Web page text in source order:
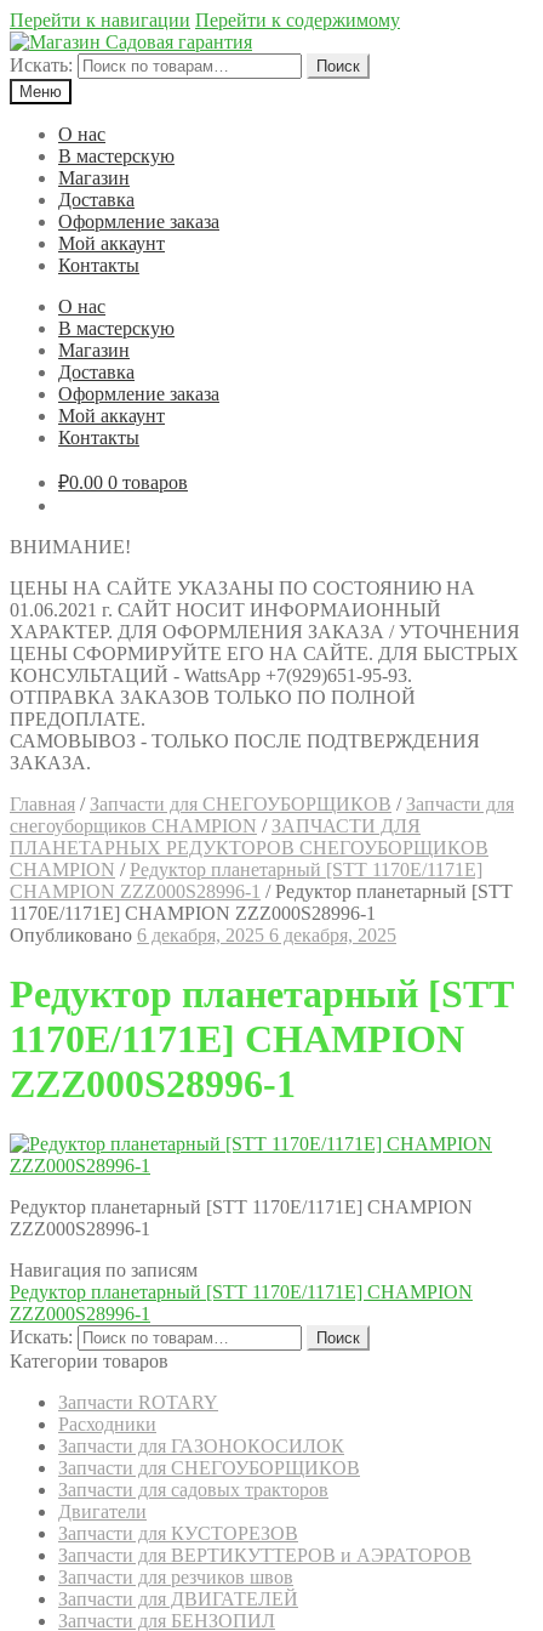
Перейти к навигации Перейти к содержимому
Искать:
Поиск
Меню
О нас
В мастерскую
Магазин
Доставка
Оформление заказа
Мой аккаунт
Контакты
О нас
В мастерскую
Магазин
Доставка
Оформление заказа
Мой аккаунт
Контакты
₽0.00 0 товаров
ВНИМАНИЕ!
ЦЕНЫ НА САЙТЕ УКАЗАНЫ ПО СОСТОЯНИЮ НА
01.06.2021 г. САЙТ НОСИТ ИНФОРМАИОННЫЙ
ХАРАКТЕР. ДЛЯ ОФОРМЛЕНИЯ ЗАКАЗА / УТОЧНЕНИЯ
ЦЕНЫ СФОРМИРУЙТЕ ЕГО НА САЙТЕ. ДЛЯ БЫСТРЫХ
КОНСУЛЬТАЦИЙ - WattsApp +7(929)651-95-93.
ОТПРАВКА ЗАКАЗОВ ТОЛЬКО ПО ПОЛНОЙ
ПРЕДОПЛАТЕ.
САМОВЫВОЗ - ТОЛЬКО ПОСЛЕ ПОДТВЕРЖДЕНИЯ
ЗАКАЗА.
Главная / Запчасти для СНЕГОУБОРЩИКОВ / Запчасти для
снегоуборщиков CHAMPION / ЗАПЧАСТИ ДЛЯ
ПЛАНЕТАРНЫХ РЕДУКТОРОВ СНЕГОУБОРЩИКОВ
CHAMPION / Редуктор планетарный [STT 1170E/1171E]
CHAMPION ZZZ000S28996-1 /Редуктор планетарный [STT
1170E/1171E] CHAMPION ZZZ000S28996-1
Опубликовано 6 декабря, 2025 6 декабря, 2025
Редуктор планетарный [STT
1170E/1171E] CHAMPION
ZZZ000S28996-1
Редуктор планетарный [STT 1170E/1171E] CHAMPION
ZZZ000S28996-1
Навигация по записям
Редуктор планетарный [STT 1170E/1171E] CHAMPION
ZZZ000S28996-1
Искать:
Поиск
Категории товаров
Запчасти ROTARY
Расходники
Запчасти для ГАЗОНОКОСИЛОК
Запчасти для СНЕГОУБОРЩИКОВ
Запчасти для садовых тракторов
Двигатели
Запчасти для КУСТОРЕЗОВ
Запчасти для ВЕРТИКУТТЕРОВ и АЭРАТОРОВ
Запчасти для резчиков швов
Запчасти для ДВИГАТЕЛЕЙ
Запчасти для БЕНЗОПИЛ